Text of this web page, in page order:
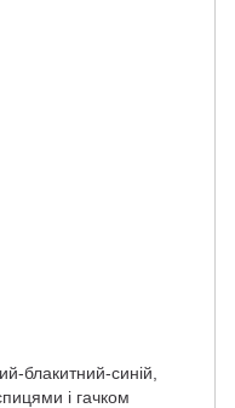
блакитний-синій,
і гачком